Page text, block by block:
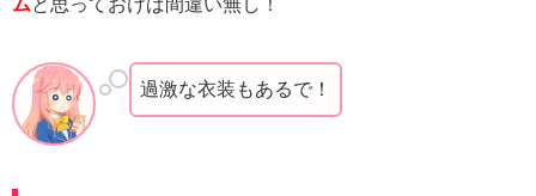
過激な衣装もあるで！